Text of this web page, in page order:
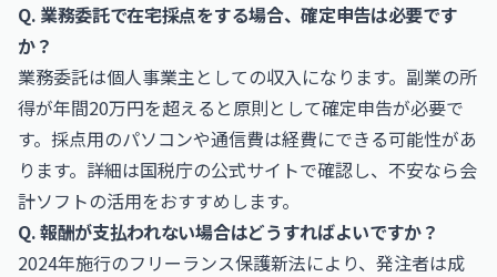
Q. 業務委託で在宅採点をする場合、確定申告は必要です
か？
業務委託は個人事業主としての収入になります。副業の所
得が年間20万円を超えると原則として確定申告が必要で
す。採点用のパソコンや通信費は経費にできる可能性があ
ります。詳細は国税庁の公式サイトで確認し、不安なら会
計ソフトの活用をおすすめします。
Q. 報酬が支払われない場合はどうすればよいですか？
2024年施行のフリーランス保護新法により、発注者は成